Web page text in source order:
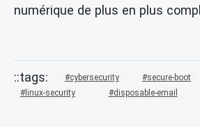
numérique de plus en plus
cybersecurity secure-boot
linux-security
disposable-email